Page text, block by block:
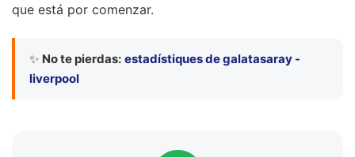
que está por comenzar.
✨ No te pierdas: estadístiques de galatasaray -
liverpool